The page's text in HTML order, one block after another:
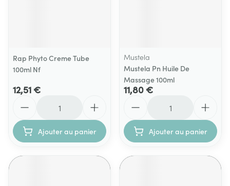
Rap Phyto Creme Tube
100ml Nf
12,51 €
Ajouter au panier
Mustela
Mustela Pn Huile De
Massage 100ml
11,80 €
Ajouter au panier